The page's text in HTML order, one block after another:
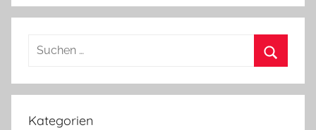
Suchen
Kategorien